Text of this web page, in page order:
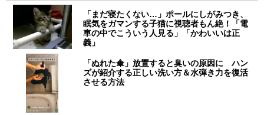
「まだ寝たくない…」ポールにしがみつき、
眠気をガマンする子猫に視聴者もん絶！「電
車の中でこういう人見る」「かわいいは正
義」
「ぬれた傘」放置すると臭いの原因に ハン
ズが紹介する正しい洗い方＆水弾き力を復活
させる方法